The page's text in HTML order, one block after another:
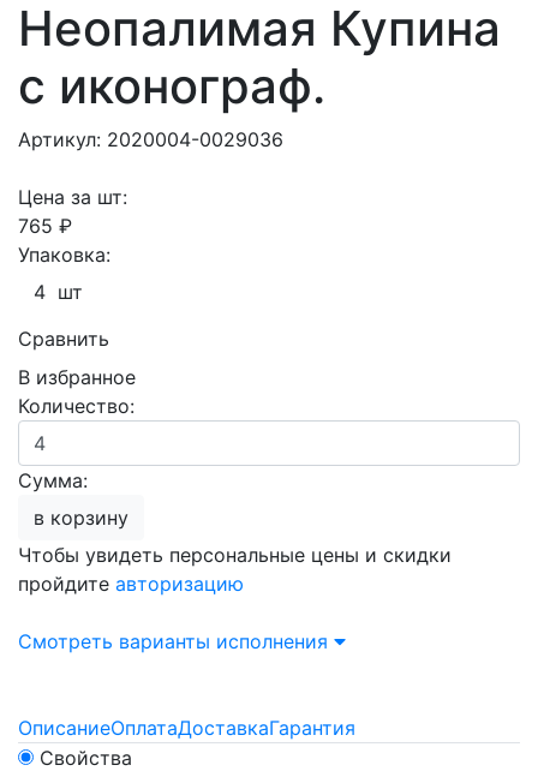
Неопалимая Купина
с иконограф.
Артикул: 2020004-0029036
Цена за шт:
765 ₽
Упаковка:
4 шт
Сравнить
В избранное
Количество:
Сумма:
в корзину
Чтобы увидеть персональные цены и скидки
пройдите авторизацию
Смотреть варианты исполнения
ОписаниеОплатаДоставкаГарантия
Свойства